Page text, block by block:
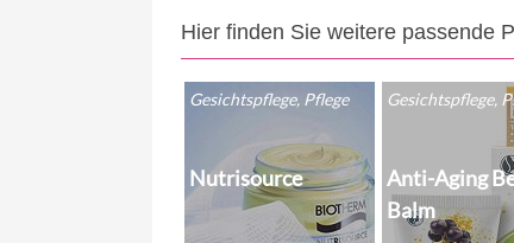
Hier finden Sie weitere passende
Gesichtspflege, Pflege
Nutrisource
Gesichtspflege,
Anti-Aging
Balm